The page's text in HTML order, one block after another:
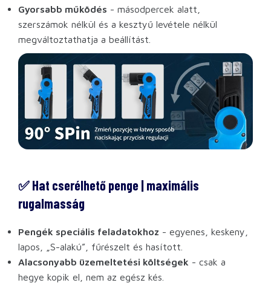
Gyorsabb működés - másodpercek alatt,
szerszámok nélkül és a kesztyű levétele nélkül
megváltoztathatja a beállítást.
✅ Hat cserélhető penge | maximális
rugalmasság
Pengék speciális feladatokhoz - egyenes, keskeny,
lapos, „S-alakú”, fűrészelt és hasított.
Alacsonyabb üzemeltetési költségek - csak a
hegye kopik el, nem az egész kés.